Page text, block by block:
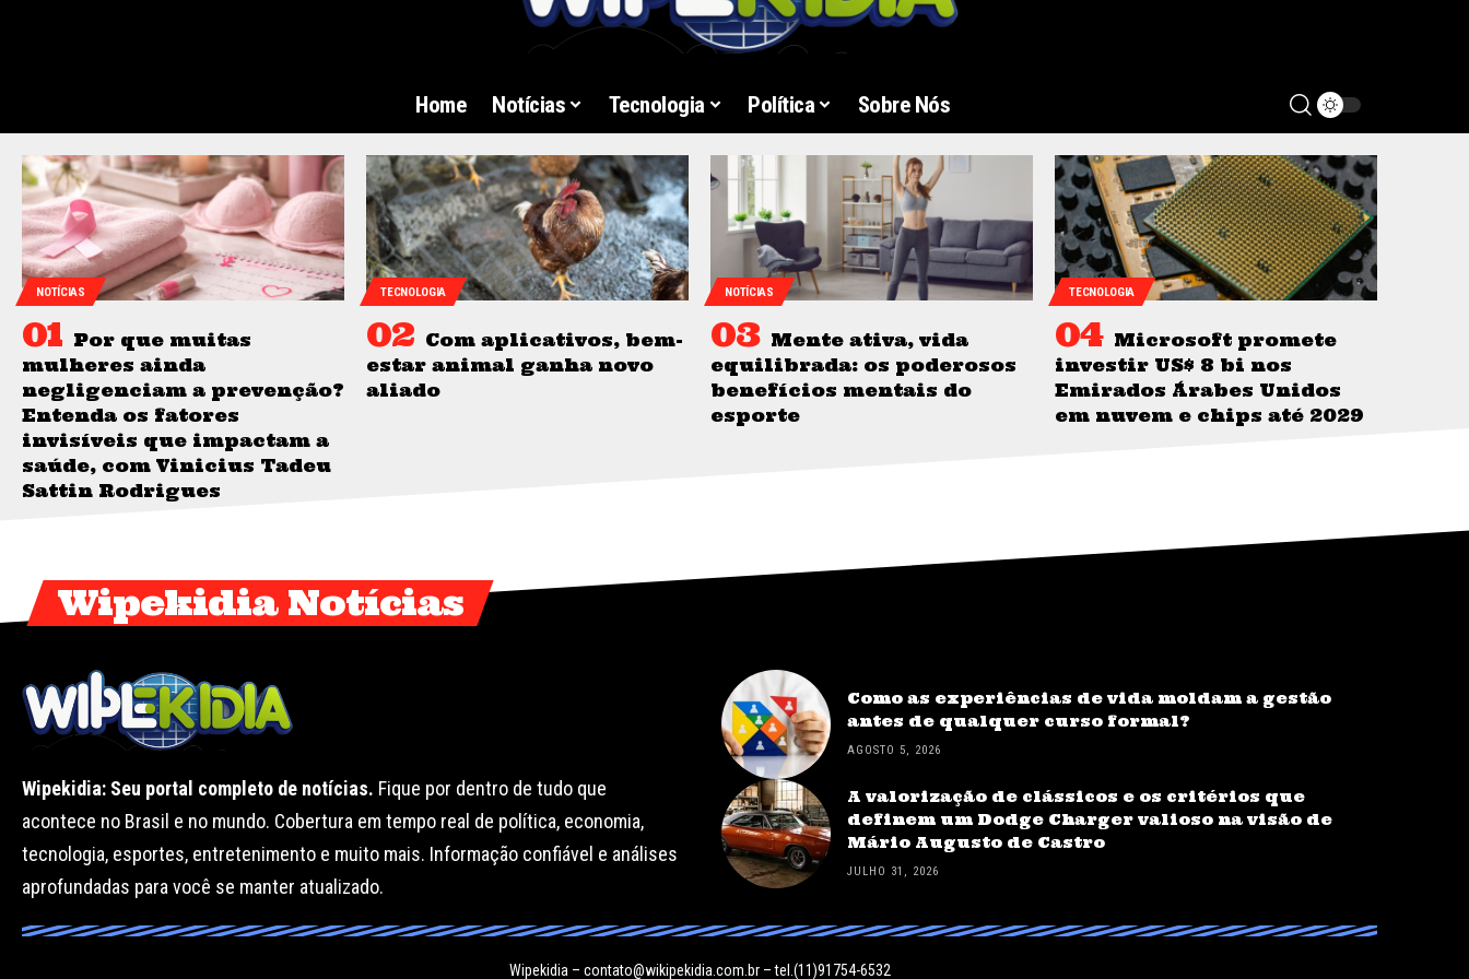
Home Notícias Tecnologia Política Sobre Nós
NOTÍCIAS
Por que muitas
mulheres ainda
negligenciam a prevenção?
Entenda os fatores
invisíveis que impactam a
saúde, com Vinicius Tadeu
Sattin Rodrigues
TECNOLOGIA
Com aplicativos, bem-
estar animal ganha novo
aliado
NOTÍCIAS
Mente ativa, vida
equilibrada: os poderosos
benefícios mentais do
esporte
TECNOLOGIA
Microsoft promete
investir US$ 8 bi nos
Emirados Árabes Unidos
em nuvem e chips até 2029
Wipekidia Notícias
Wipekidia: Seu portal completo de notícias. Fique por dentro de tudo que
acontece no Brasil e no mundo. Cobertura em tempo real de política, economia,
tecnologia, esportes, entretenimento e muito mais. Informação confiável e análises
aprofundadas para você se manter atualizado.
Como as experiências de vida moldam a gestão
antes de qualquer curso formal?
AGOSTO 5, 2026
A valorização de clássicos e os critérios que
definem um Dodge Charger valioso na visão de
Mário Augusto de Castro
JULHO 31, 2026
Wipekidia – contato@wikipekidia.com.br– tel.(11)91754-6532